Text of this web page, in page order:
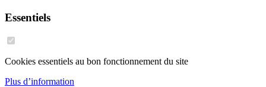
Essentiels
Cookies essentiels au bon fonctionnement du site
Plus d’information